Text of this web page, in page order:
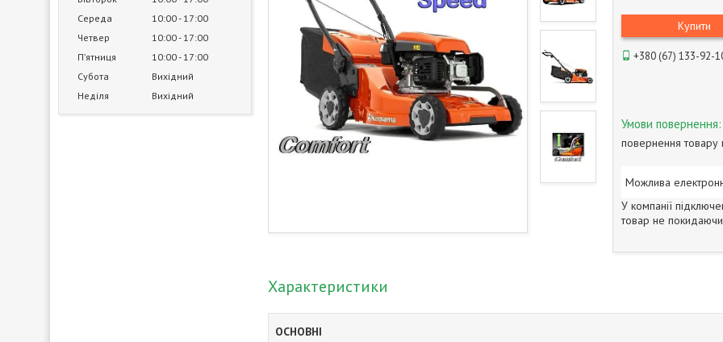
Середа
10:00 17:00
Четвер
10:00 17:00
Пʼятниця
10:00 17:00
Субота
Вихідний
Неділя
Вихідний
Купити
+380 (67) 133-92-
повернення
У компанії
товар не покидаючи
Характеристики
ОСНОВНІ